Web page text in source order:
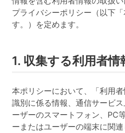
プライバシーポリシー（以下
す。）を定めます。
1. 収集する利用者
本ポリシーにおいて、「利用
識別に係る情報、通信サービ
ーザーのスマートフォン、PC
ーまたはユーザーの端末に関